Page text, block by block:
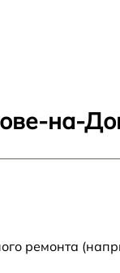
на-
ремонта